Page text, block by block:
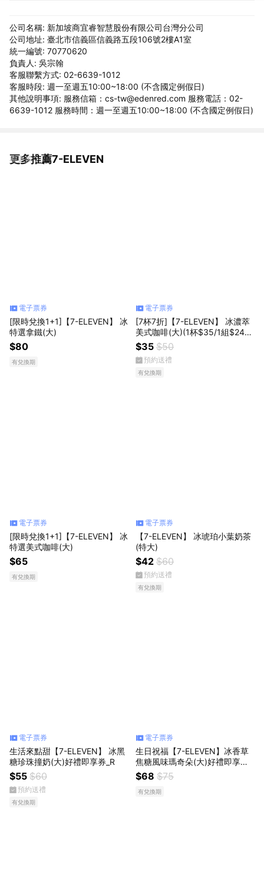
公司名稱: 新加坡商宜睿智慧股份有限公司台灣分公司
公司地址: 臺北市信義區信義路五段106號2樓A1室
統一編號: 70770620
負責人: 吳宗翰
客服聯繫方式: 02-6639-1012
客服時段: 週一至週五10:00~18:00 (不含國定例假日)
其他說明事項: 服務信箱：cs-tw@edenred.com 服務電話：02-
6639-1012 服務時間：週一至週五10:00~18:00 (不含國定例假日)
更多推薦7-ELEVEN
看更多
電子票券
[限時兌換1+1]【7-ELEVEN】 冰
特選拿鐵(大)
$80
有兌換期
電子票券
[7杯7折]【7-ELEVEN】 冰濃萃
美式咖啡(大)(1杯$35/1組$24
5，最低購買7杯)
$35 $50
預約送禮
有兌換期
電子票券
[限時兌換1+1]【7-ELEVEN】 冰
特選美式咖啡(大)
$65
有兌換期
電子票券
【7-ELEVEN】 冰琥珀小葉奶茶
(特大)
$42 $60
預約送禮
有兌換期
電子票券
生活來點甜【7-ELEVEN】 冰黑
糖珍珠撞奶(大)好禮即享券_R
$55 $60
預約送禮
有兌換期
電子票券
生日祝福【7-ELEVEN】冰香草
焦糖風味瑪奇朵(大)好禮即享券
(1杯$68/1組$136，最低購買2
杯)_R
$68 $75
有兌換期